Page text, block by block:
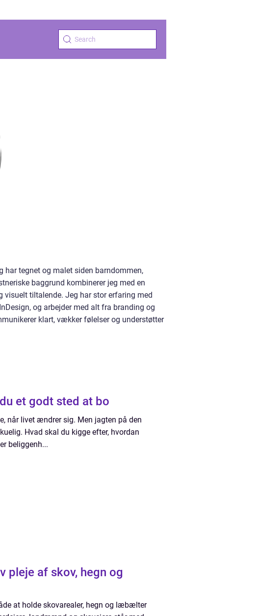
har tegnet og malet siden barndommen,
baggrund kombinerer jeg med en
visuelt tiltalende. Jeg har stor erfaring med
og arbejder med alt fra branding og
klart, vækker følelser og understøtter
et godt sted at bo
når livet ændrer sig. Men jagten på den
Hvad skal du kigge efter, hvordan
beliggenh...
pleje af skov, hegn og
at holde skovarealer, hegn og læbælter